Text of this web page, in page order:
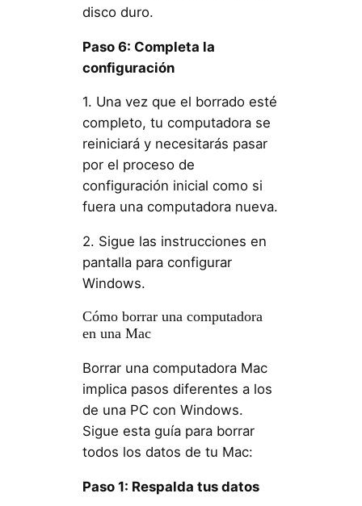
disco duro.
Paso 6: Completa la
configuración
1. Una vez que el borrado esté
completo, tu computadora se
reiniciará y necesitarás pasar
por el proceso de
configuración inicial como si
fuera una computadora nueva.
2. Sigue las instrucciones en
pantalla para configurar
Windows.
Cómo borrar una computadora
en una Mac
Borrar una computadora Mac
implica pasos diferentes a los
de una PC con Windows.
Sigue esta guía para borrar
todos los datos de tu Mac:
Paso 1: Respalda tus datos